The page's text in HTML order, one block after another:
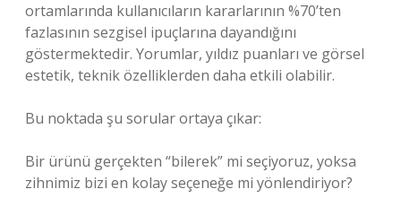
ortamlarında kullanıcıların kararlarının %70’ten
fazlasının sezgisel ipuçlarına dayandığını
göstermektedir. Yorumlar, yıldız puanları ve görsel
estetik, teknik özelliklerden daha etkili olabilir.
Bu noktada şu sorular ortaya çıkar:
Bir ürünü gerçekten “bilerek” mi seçiyoruz, yoksa
zihnimiz bizi en kolay seçeneğe mi yönlendiriyor?